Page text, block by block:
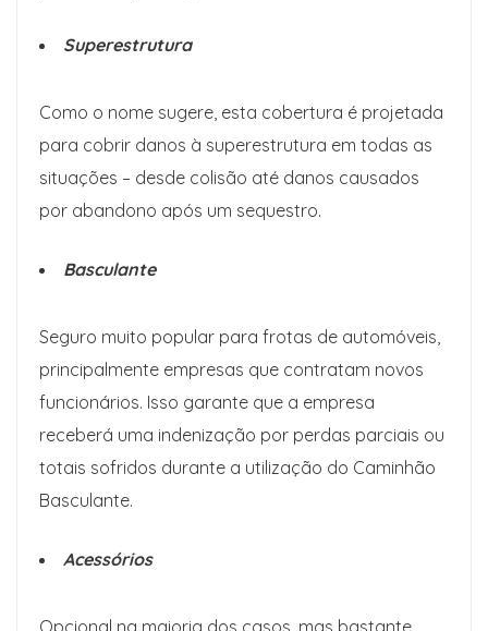
Superestrutura
Como o nome sugere, esta cobertura é projetada
para cobrir danos à superestrutura em todas as
situações – desde colisão até danos causados ​​
por abandono após um sequestro.
Basculante
Seguro muito popular para frotas de automóveis,
principalmente empresas que contratam novos
funcionários. Isso garante que a empresa
receberá uma indenização por perdas parciais ou
totais sofridos durante a utilização do Caminhão
Basculante.
Acessórios